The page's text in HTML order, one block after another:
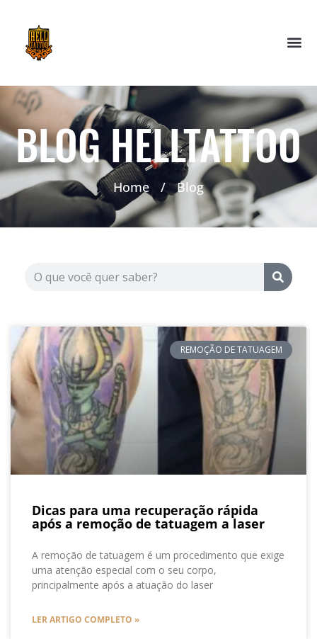
BLOG HELLTATTOO
Home / Blog
REMOÇÃO DE TATUAGEM
Dicas para uma recuperação rápida
após a remoção de tatuagem a laser
A remoção de tatuagem é um procedimento que exige
uma atenção especial com o seu corpo,
principalmente após a atuação do laser
LER ARTIGO COMPLETO »